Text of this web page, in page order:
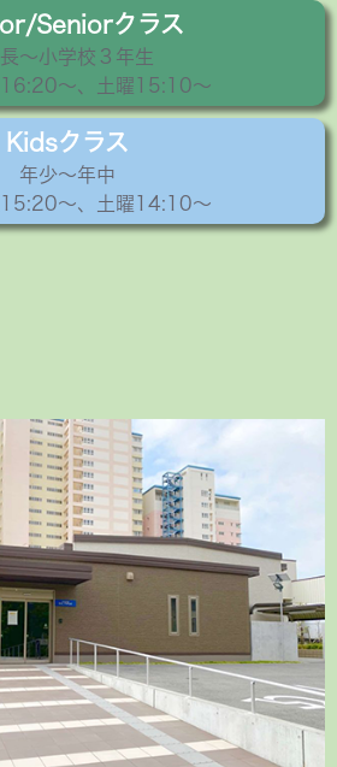
Seniorクラス
〜小学校３年生
16:20〜、土曜15:10～
Kidsクラス
年少〜年中
15:20〜、土曜14:10～